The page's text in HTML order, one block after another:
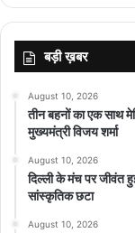
बड़ी ख़बर
August 10, 2026
तीन बहनों का एक साथ
मुख्यमंत्री विजय शर्मा
August 10, 2026
दिल्ली के मंच पर जीवंत
सांस्कृतिक छटा
August 10, 2026